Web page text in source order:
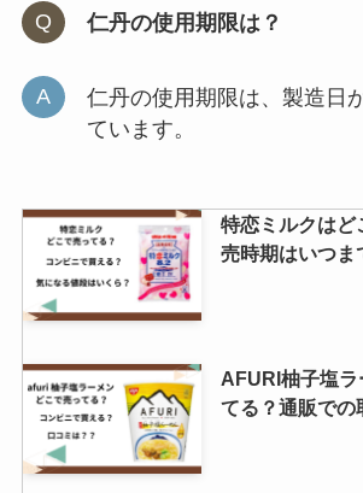
仁丹の使用期限は？
仁丹の使用期限は、製造日
ています。
特恋ミルクはど
売時期はいつま
AFURI柚子塩
てる？通販での